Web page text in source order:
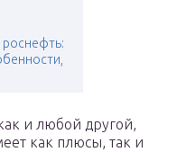
роснефть:
и любой другой,
как плюсы, так и